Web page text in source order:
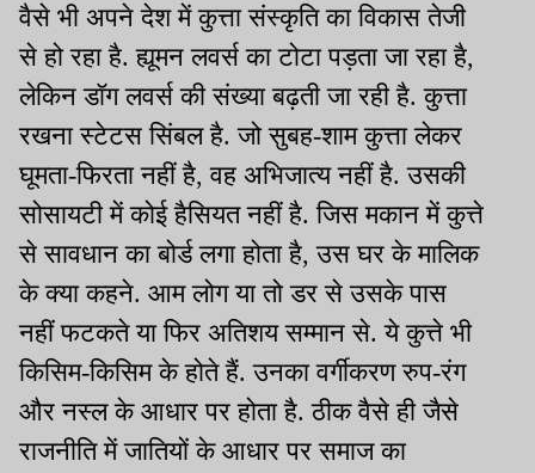
वैसे भी अपने देश में कुत्ता संस्कृति का विकास तेजी
से हो रहा है. ह्यूमन लवर्स का टोटा पड़ता जा रहा है,
लेकिन डॉग लवर्स की संख्या बढ़ती जा रही है. कुत्ता
रखना स्टेटस सिंबल है. जो सुबह-शाम कुत्ता लेकर
घूमता-फिरता नहीं है, वह अभिजात्य नहीं है. उसकी
सोसायटी में कोई हैसियत नहीं है. जिस मकान में कुत्ते
से सावधान का बोर्ड लगा होता है, उस घर के मालिक
के क्या कहने. आम लोग या तो डर से उसके पास
नहीं फटकते या फिर अतिशय सम्मान से. ये कुत्ते भी
किसिम-किसिम के होते हैं. उनका वर्गीकरण रुप-रंग
और नस्ल के आधार पर होता है. ठीक वैसे ही जैसे
राजनीति में जातियों के आधार पर समाज का